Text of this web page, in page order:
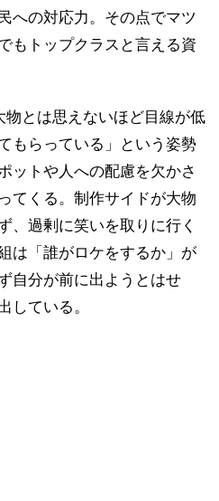
への対応力。その点でマツ
もトップクラスと言える資
とは思えないほど目線が低
もらっている」という姿勢
ットや人への配慮を欠かさ
てくる。制作サイドが大物
、過剰に笑いを取りに行く
は「誰がロケをするか」が
自分が前に出ようとはせ
している。